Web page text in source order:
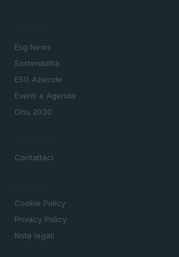
Esg News
Sostenibilità
ESG Aziende
Eventi e Agenda
Onu 2030
Contattaci
Cookie Policy
Privacy Policy
Note legali